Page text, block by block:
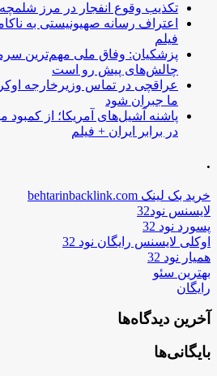
تکذیب وقوع انفجار در مرز شلمچه
اعتراف رسانه صهیونیستی به
فیلم
پزشکیان: وفاق ملی مهم‌ترین
چالش‌های پیش رو است
عراقچی در تماس وزیرخارجه
ما جبران شود
پاشنه آشیل‌های آمریکا؛ از
در برابر ایران + فیلم
.
خرید بک لینک behtarinbacklink.com
لایسنس نود32
پسورد نود 32
اوکلی لایسنس رایگان نود 32
همیار نود 32
بهترین سئو
رایگان
آخرین دیدگاه‌ها
بایگانی‌ها